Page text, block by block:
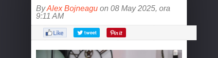
ByAlex Bojneagu on 08 May 2025, ora
9:11 AM